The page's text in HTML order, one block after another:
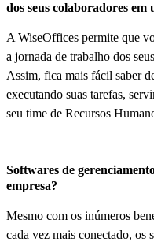
dos seus colaboradores em
A WiseOffices permite que
a jornada de trabalho dos
Assim, fica mais fácil saber
executando suas tarefas,
seu time de Recursos
Softwares de
empresa?
Mesmo com os inúmeros
cada vez mais conectado, os